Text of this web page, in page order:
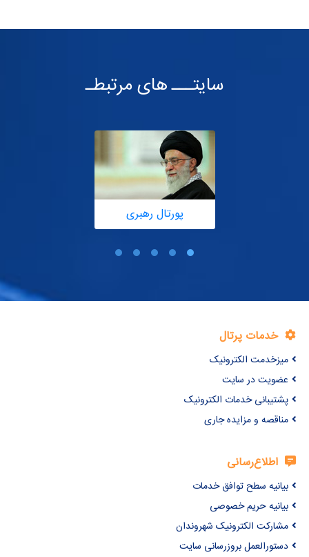
سایتـــ های مرتبطـ
پورتال رهبری
خدمات پرتال
میزخدمت الکترونیک
عضویت در سایت
پشتیبانی خدمات الکترونیک
مناقصه و مزایده جاری
اطلاع‌رسانی
بیانیه سطح توافق خدمات
بیانیه حریم خصوصی
مشارکت الکترونیک شهروندان
دستورالعمل بروزرسانی سایت